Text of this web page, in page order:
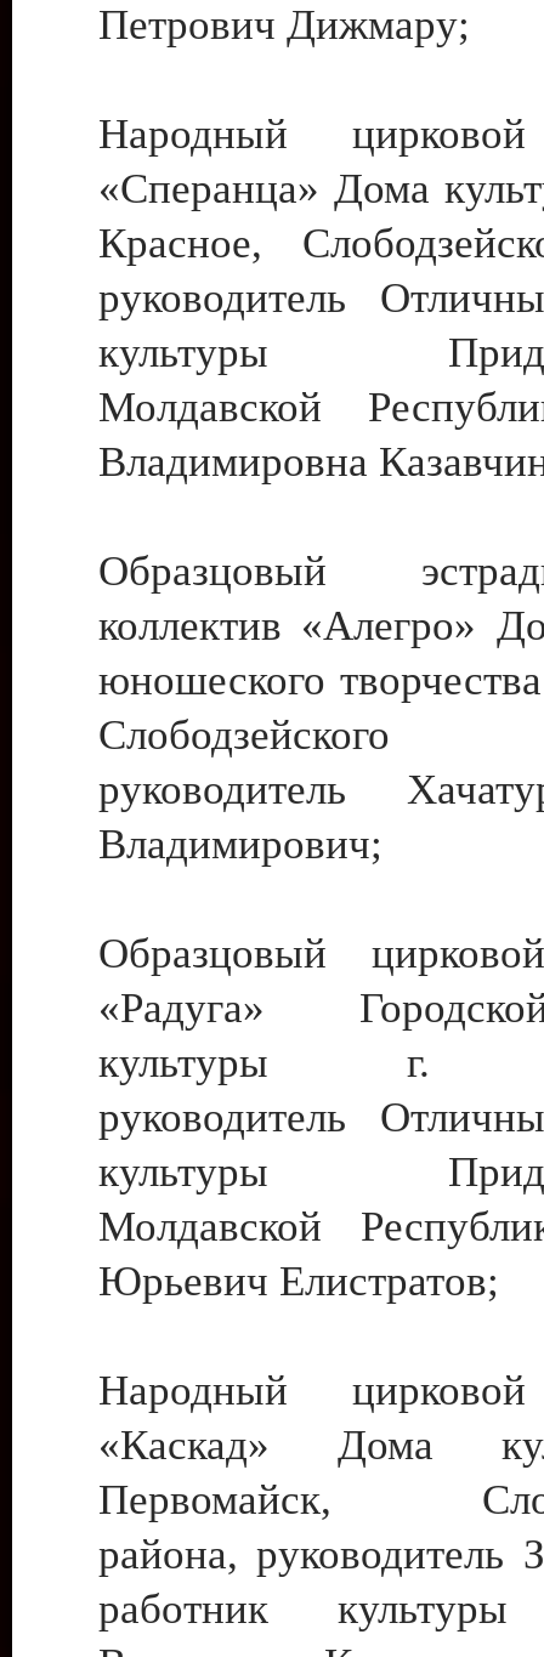
Петрович Дижмару;
Народный цирковой
«Сперанца» Дома
Красное,
руководитель
культуры
Молдавской
Владимировна
Образцовый
коллектив «Алегро»
юношеского
руководитель
Владимирович;
Образцовый
«Радуга»
культуры г.
руководитель
культуры
Молдавской
Юрьевич Елистратов;
Народный цирковой
«Каскад» Дома
Первомайск,
района, руководитель
работник культуры